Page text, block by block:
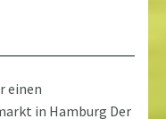
einen
in Hamburg Der